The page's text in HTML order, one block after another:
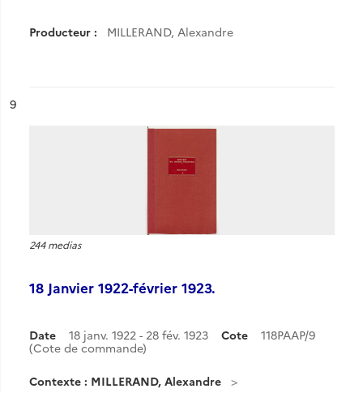
Producteur : MILLERAND, Alexandre
n°
9
244 medias
18 Janvier 1922-février 1923.
Date 18 janv. 1922 - 28 fév. 1923 Cote
118PAAP/9
(Cote de commande)
Contexte : MILLERAND, Alexandre